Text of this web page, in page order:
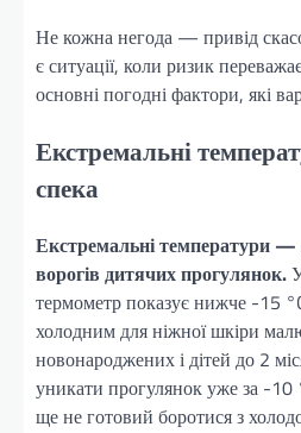
Не кожна негода — привід
є ситуації, коли ризик
основні погодні фактори, які
Екстремальні
спека
Екстремальні температури —
ворогів дитячих прогулянок.
термометр показує нижче -15
холодним для ніжної шкіри
новонароджених і дітей до 2
уникати прогулянок уже за -10
ще не готовий боротися з